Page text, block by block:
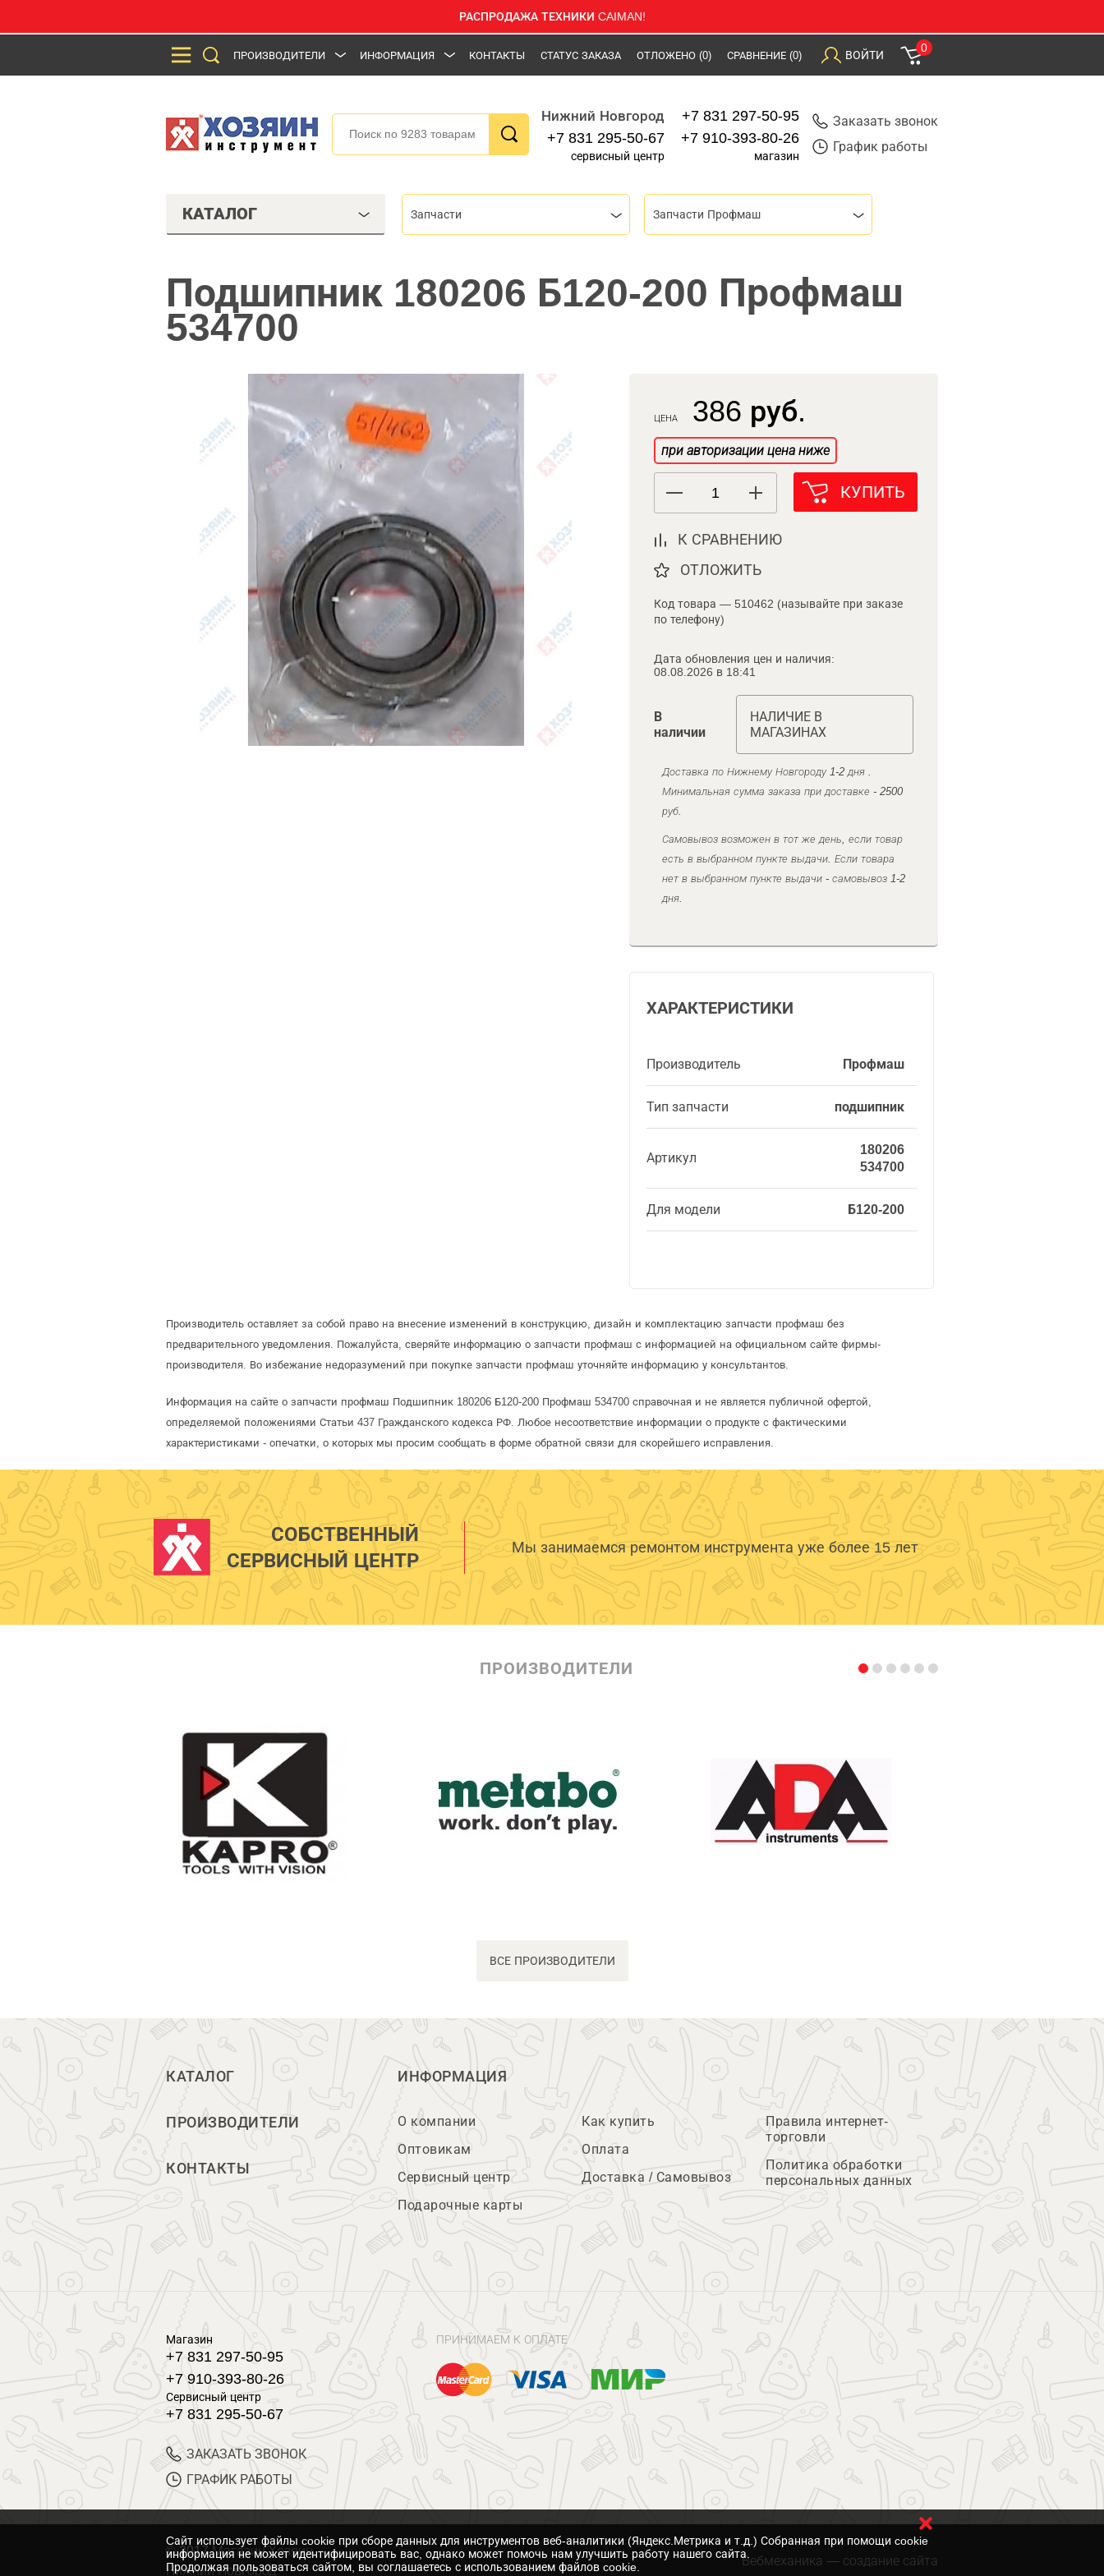
РАСПРОДАЖА ТЕХНИКИ CAIMAN!
ПРОИЗВОДИТЕЛИ ИНФОРМАЦИЯ КОНТАКТЫ СТАТУС ЗАКАЗА ОТЛОЖЕНО (0) СРАВНЕНИЕ (0) ВОЙТИ
0
Нижний Новгород
+7 831 295-50-67
сервисный центр
+7 831 297-50-95
+7 910-393-80-26
магазин
Заказать звонок
График работы
КАТАЛОГ Запчасти Запчасти Профмаш
Подшипник 180206 Б120-200 Профмаш
534700
ЦЕНА 386 руб.
при авторизации цена ниже
КУПИТЬ
К СРАВНЕНИЮ
ОТЛОЖИТЬ
Код товара — 510462 (называйте при заказе
по телефону)
Дата обновления цен и наличия:
08.08.2026 в 18:41
В
наличии
НАЛИЧИЕ В
МАГАЗИНАХ
Доставка по Нижнему Новгороду 1-2 дня .
Минимальная сумма заказа при доставке - 2500
руб.
Самовывоз возможен в тот же день, если товар
есть в выбранном пункте выдачи. Если товара
нет в выбранном пункте выдачи - самовывоз 1-2
дня.
ХАРАКТЕРИСТИКИ
Производитель Профмаш
Тип запчасти подшипник
Артикул
180206
534700
Для модели Б120-200
Производитель оставляет за собой право на внесение изменений в конструкцию, дизайн и комплектацию запчасти профмаш без
предварительного уведомления. Пожалуйста, сверяйте информацию о запчасти профмаш с информацией на официальном сайте фирмы-
производителя. Во избежание недоразумений при покупке запчасти профмаш уточняйте информацию у консультантов.
Информация на сайте о запчасти профмаш Подшипник 180206 Б120-200 Профмаш 534700 справочная и не является публичной офертой,
определяемой положениями Статьи 437 Гражданского кодекса РФ. Любое несоответствие информации о продукте с фактическими
характеристиками - опечатки, о которых мы просим сообщать в форме обратной связи для скорейшего исправления.
СОБСТВЕННЫЙ
СЕРВИСНЫЙ ЦЕНТР
Мы занимаемся ремонтом инструмента уже более 15 лет
ПРОИЗВОДИТЕЛИ
ВСЕ ПРОИЗВОДИТЕЛИ
КАТАЛОГ
ПРОИЗВОДИТЕЛИ
КОНТАКТЫ
ИНФОРМАЦИЯ
О компании
Оптовикам
Сервисный центр
Подарочные карты
Как купить
Оплата
Доставка / Самовывоз
Правила интернет-
торговли
Политика обработки
персональных данных
Магазин
+7 831 297-50-95
+7 910-393-80-26
Сервисный центр
+7 831 295-50-67
ЗАКАЗАТЬ ЗВОНОК
ГРАФИК РАБОТЫ
ПРИНИМАЕМ К ОПЛАТЕ
© 2017 Магазин Хозяин
Нижний Новгород
Вебмеханика — создание сайта
Cайт использует файлы cookie при сборе данных для инструментов веб-аналитики (Яндекс.Метрика и т.д.) Собранная при помощи cookie
информация не может идентифицировать вас, однако может помочь нам улучшить работу нашего сайта.
Продолжая пользоваться сайтом, вы соглашаетесь с использованием файлов cookie.